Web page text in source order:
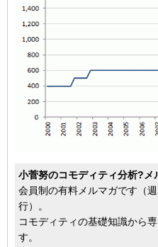
小菅努のコモディティ分析?
会員制の有料メルマガです（
行）。
コモディティの基礎知識から
す。